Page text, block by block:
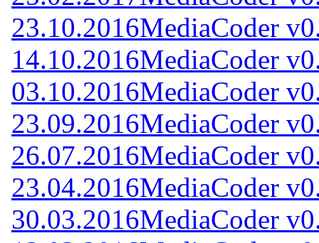
23.10.2016MediaCoder
14.10.2016MediaCoder
03.10.2016MediaCoder
23.09.2016MediaCoder
26.07.2016MediaCoder
23.04.2016MediaCoder
30.03.2016MediaCoder